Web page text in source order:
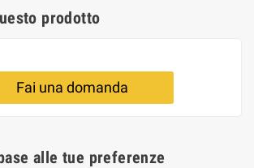
prodotto
Fai una domanda
alle tue preferenze